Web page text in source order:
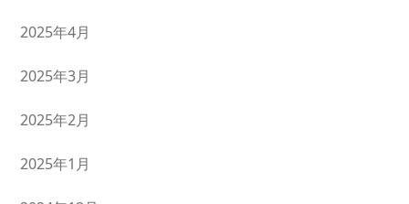
2025年4月
2025年3月
2025年2月
2025年1月